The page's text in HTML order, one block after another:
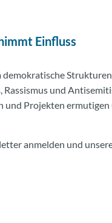
Einfluss
und
und Projekten ermutigen
anmelden und